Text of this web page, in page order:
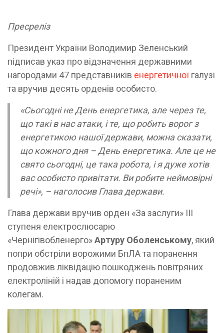
Пресреліз
Президент України Володимир Зеленський
підписав указ про відзначення державними
нагородами 47 представників енергетичноїгалузі
та вручив десять орденів особисто.
«Сьогодні не День енергетика, але через те,
що такі в нас атаки, і те, що робить ворог з
енергетикою нашої держави, можна сказати,
що кожного дня – День енергетика. Але це не
свято сьогодні, це така робота, і я дуже хотів
вас особисто привітати. Ви робите неймовірні
речі», – наголосив Глава держави.
Глава держави вручив орден «За заслуги» ІІІ
ступеня електрослюсарю
«Чернігівобленерго»Артуру Оболенському, який
попри обстріли ворожими БпЛА та поранення
продовжив ліквідацію пошкоджень повітряних
електроліній і надав допомогу пораненим
колегам.